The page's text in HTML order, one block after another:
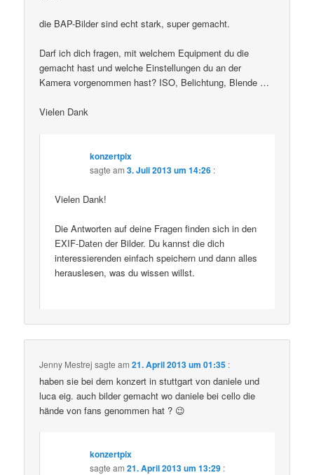
die BAP-Bilder sind echt stark, super gemacht.
Darf ich dich fragen, mit welchem Equipment du die
gemacht hast und welche Einstellungen du an der
Kamera vorgenommen hast? ISO, Belichtung, Blende …
Vielen Dank
konzertpix
sagte am3. Juli 2013 um 14:26 :
Vielen Dank!
Die Antworten auf deine Fragen finden sich in den
EXIF-Daten der Bilder. Du kannst die dich
interessierenden einfach speichern und dann alles
herauslesen, was du wissen willst.
Jenny Mestrej sagte am21. April 2013 um 01:35 :
haben sie bei dem konzert in stuttgart von daniele und
luca eig. auch bilder gemacht wo daniele bei cello die
hände von fans genommen hat ? 😉
konzertpix
sagte am21. April 2013 um 13:29 :